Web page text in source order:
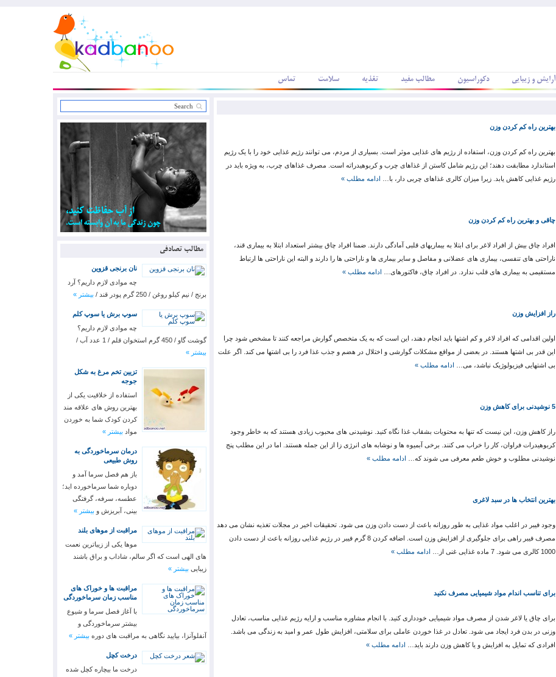
آرایش و زیبایی دکوراسیون مطالب مفید تغذیه سلامت تماس
بهترین راه کم کردن وزن
بهترین راه کم کردن وزن، استفاده از رژیم های غذایی موثر است. بسیاری از مردم، می توانند رژیم غذایی خود را با یک رژیم
استاندارد مطابقت دهند؛ این رژیم شامل کاستن از غذاهای چرب و کربوهیدراته است. مصرف غذاهای چرب، به ویژه باید در
رژیم غذایی کاهش یابد. زیرا میزان کالری غذاهای چربی دار، با… ادامه مطلب »
چاقی و بهترین راه کم کردن وزن
افراد چاق بیش از افراد لاغر برای ابتلا به بیماریهای قلبی آمادگی دارند. ضمنا افراد چاق بیشتر استعداد ابتلا به بیماری قند،
ناراحتی های تنفسی، بیماری های عضلانی و مفاصل و سایر بیماری ها و ناراحتی ها را دارند و البته این ناراحتی ها ارتباط
مستقیمی به بیماری های قلب ندارد. در افراد چاق، فاکتورهای… ادامه مطلب »
راز افزایش وزن
اولین اقدامی که افراد لاغر و کم اشتها باید انجام دهند، این است که به یک متخصص گوارش مراجعه کنند تا مشخص شود چرا
این قدر بی اشتها هستند. در بعضی از مواقع مشکلات گوارشی و اختلال در هضم و جذب غذا فرد را بی اشتها می کند. اگر علت
بی اشتهایی فیزیولوژیک نباشد، می… ادامه مطلب »
5 نوشیدنی برای کاهش وزن
راز کاهش وزن، این نیست که تنها به محتویات بشقاب غذا نگاه کنید. نوشیدنی های محبوب زیادی هستند که به خاطر وجود
کربوهیدرات فراوان، کار را خراب می کنند. برخی آبمیوه ها و نوشابه های انرژی زا از این جمله هستند. اما در این مطلب پنج
نوشیدنی مطلوب و خوش طعم معرفی می شوند که… ادامه مطلب »
بهترین انتخاب ها در سبد لاغری
وجود فیبر در اغلب مواد غذایی به طور روزانه باعث از دست دادن وزن می شود. تحقیقات اخیر در مجلات تغذیه نشان می دهد
مصرف فیبر راهی برای جلوگیری از افزایش وزن است. اضافه کردن 8 گرم فیبر در رژیم غذایی روزانه باعث از دست دادن
1000 کالری می شود. 7 ماده غذایی غنی از…
ادامه مطلب »
برای تناسب اندام مواد شیمیایی مصرف نکنید
برای چاق یا لاغر شدن از مصرف مواد شیمیایی خودداری کنید. با انجام مشاوره مناسب و ارایه رژیم غذایی مناسب، تعادل
وزنی در بدن فرد ایجاد می شود. تعادل در غذا خوردن عاملی برای سلامتی، افزایش طول عمر و امید به زندگی می باشد.
افرادی که تمایل به افزایش و یا کاهش وزن دارند باید… ادامه مطلب »
مطالب تصادفی
نان برنجی قزوین
چه موادی لازم داریم؟ آرد
برنج / نیم کیلو روغن / 250 گرم پودر قند /
بیشتر »
سوپ برش یا سوپ کلم
چه موادی لازم داریم؟
گوشت گاو / 450 گرم استخوان قلم / 1 عدد آب /
بیشتر »
تزیین تخم مرغ به شکل
جوجه
استفاده از خلاقیت یکی از
بهترین رو‌ش های علاقه مند
کردن کودک شما به خوردن
مواد بیشتر »
درمان سرماخوردگی به
روش طبیعی
باز هم فصل سرما آمد و
دوباره شما سرماخورده اید؛
عطسه، سرفه، گرفتگی
بینی، آبریزش و بیشتر »
مراقبت از موهای بلند
موها یکی از زیباترین نعمت
های الهی است که اگر سالم، شاداب و براق باشند
زیبایی بیشتر »
مراقبت ها و خوراک های
مناسب زمان سرماخوردگی
با آغاز فصل سرما و شیوع
بیشتر سرماخوردگی و
آنفلوآنزا، بیایید نگاهی به مراقبت های دوره بیشتر »
درخت کچل
درخت ما بیچاره کچل شده